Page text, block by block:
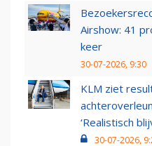
Airshow: 41
keer
30-07-2026, 9:30
KLM ziet
‘Realistisch
30-07-2026,